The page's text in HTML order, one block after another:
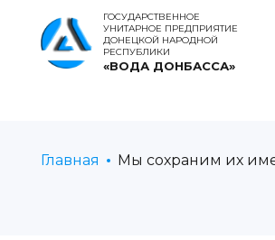
ГОСУДАРСТВЕННОЕ
УНИТАРНОЕ ПРЕДПРИЯТИЕ
ДОНЕЦКОЙ НАРОДНОЙ
РЕСПУБЛИКИ
«ВОДА ДОНБАССА»
Главная Мы сохраним их